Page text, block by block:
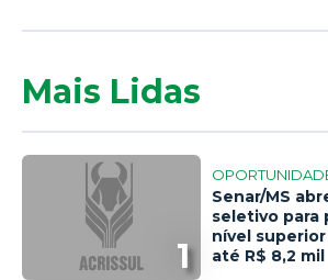
Mais Lidas
1
Senar/MS
seletivo para
nível
até R$ 8,2 mil